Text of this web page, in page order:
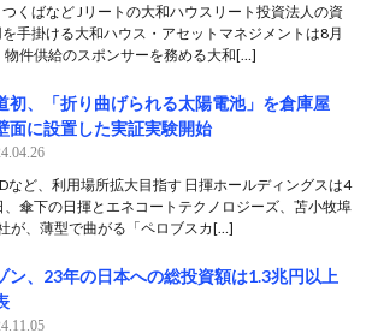
くばなど Jリートの大和ハウスリート投資法人の資
手掛ける大和ハウス・アセットマネジメントは8月
物件供給のスポンサーを務める大和[…]
初、「折り曲げられる太陽電池」を倉庫屋
面に設置した実証実験開始
など、利用場所拡大目指す 日揮ホールディングスは4
、傘下の日揮とエネコートテクノロジーズ、苫小牧埠
が、薄型で曲がる「ペロブスカ[…]
ン、23年の日本への総投資額は1.3兆円以上